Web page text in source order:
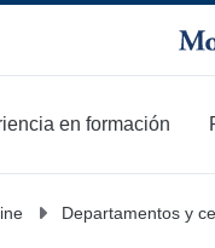
en formación
Departamentos y